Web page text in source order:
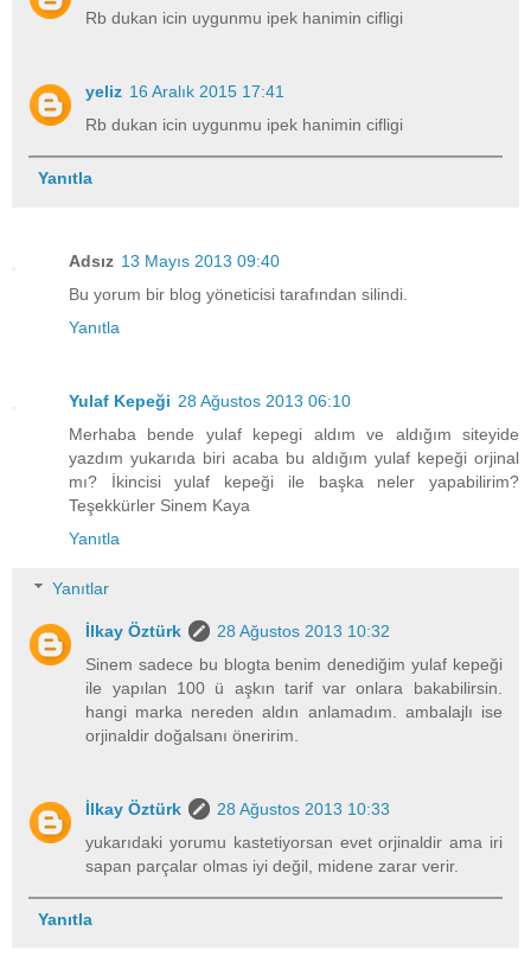
Rb dukan icin uygunmu ipek hanimin cifligi
yeliz 16 Aralık 2015 17:41
Rb dukan icin uygunmu ipek hanimin cifligi
Yanıtla
Adsız 13 Mayıs 2013 09:40
Bu yorum bir blog yöneticisi tarafından silindi.
Yanıtla
Yulaf Kepeği 28 Ağustos 2013 06:10
Merhaba bende yulaf kepegi aldım ve aldığım siteyide
yazdım yukarıda biri acaba bu aldığım yulaf kepeği orjinal
mı? İkincisi yulaf kepeği ile başka neler yapabilirim?
Teşekkürler Sinem Kaya
Yanıtla
Yanıtlar
İlkay Öztürk
28 Ağustos 2013 10:32
Sinem sadece bu blogta benim denediğim yulaf kepeği
ile yapılan 100 ü aşkın tarif var onlara bakabilirsin.
hangi marka nereden aldın anlamadım. ambalajlı ise
orjinaldir doğalsanı öneririm.
İlkay Öztürk
28 Ağustos 2013 10:33
yukarıdaki yorumu kastetiyorsan evet orjinaldir ama iri
sapan parçalar olmas iyi değil, midene zarar verir.
Yanıtla